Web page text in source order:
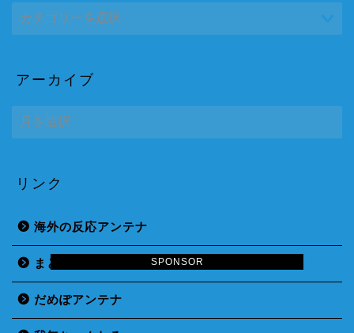
SPONSOR
アーカイブ
ー
ブリンク
海外の反応アンテナ
まとめくすアンテナ
だめぽアンテナ